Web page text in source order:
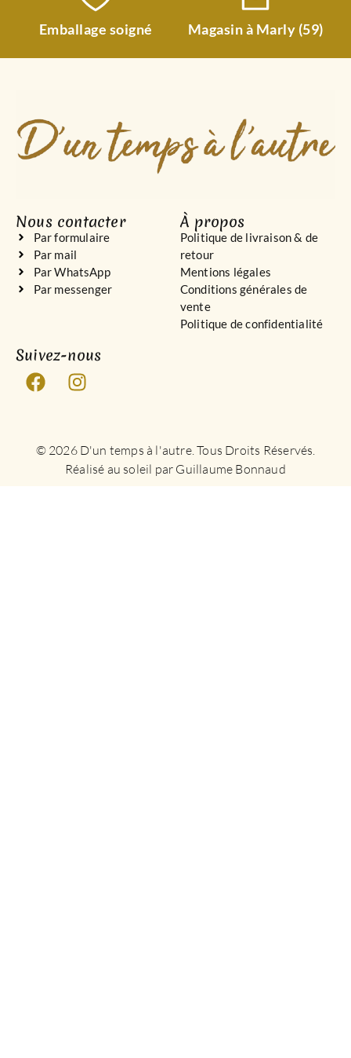
Emballage soigné Magasin à Marly (59)
Nous contacter
Par formulaire
Par mail
Par WhatsApp
Par messenger
À propos
Politique de livraison & de
retour
Mentions légales
Conditions générales de
vente
Politique de confidentialité
Suivez-nous
© 2026 D'un temps à l'autre. Tous Droits Réservés.
Réalisé au soleil par Guillaume Bonnaud